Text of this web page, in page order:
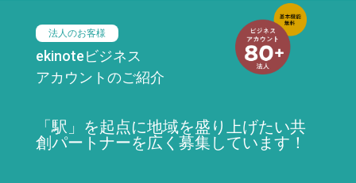
法人のお客様
ekinoteビジネス
アカウントのご紹介
「駅」を起点に地域を盛り上げたい共
創パートナーを広く募集しています！